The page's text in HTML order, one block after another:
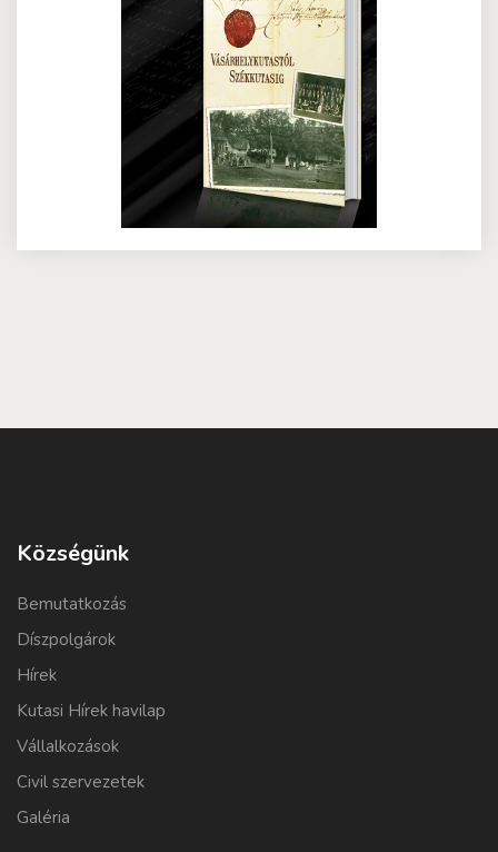
Községünk
Bemutatkozás
Díszpolgárok
Hírek
Kutasi Hírek havilap
Vállalkozások
Civil szervezetek
Galéria